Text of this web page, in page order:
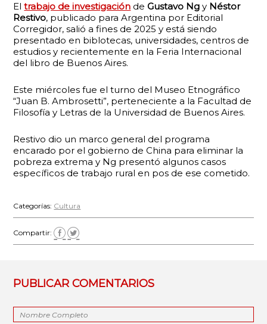
Eltrabajo de investigación deGustavo Ng y Néstor
Restivo, publicado para Argentina por Editorial
Corregidor, salió a fines de 2025 y está siendo
presentado en biblotecas, universidades, centros de
estudios y recientemente en la Feria Internacional
del libro de Buenos Aires.
Este miércoles fue el turno del Museo Etnográfico
“Juan B. Ambrosetti”, perteneciente a la Facultad de
Filosofía y Letras de la Universidad de Buenos Aires.
Restivo dio un marco general del programa
encarado por el gobierno de China para eliminar la
pobreza extrema y Ng presentó algunos casos
específicos de trabajo rural en pos de ese cometido.
Categorías: Cultura
Compartir:
PUBLICAR COMENTARIOS